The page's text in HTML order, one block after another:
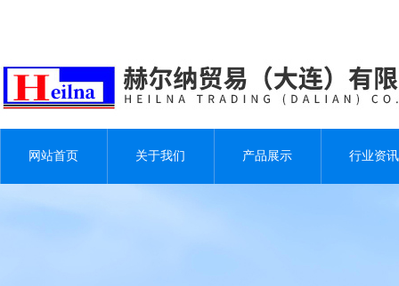
网站首页 关于我们 产品展示 行业资讯